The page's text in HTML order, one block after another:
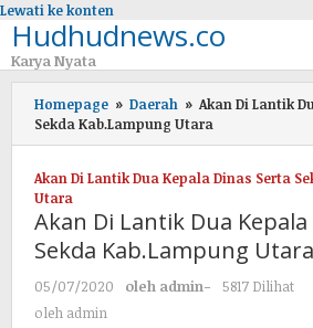
Lewati ke konten
Hudhudnews.co
Karya Nyata
Homepage » Daerah » Akan Di Lantik
Sekda Kab.Lampung Utara
Akan Di Lantik Dua Kepala Dinas Serta
Utara
Akan Di Lantik Dua
Sekda Kab.Lampung Utara
05/07/2020 oleh admin-
5817 Dilihat
oleh admin